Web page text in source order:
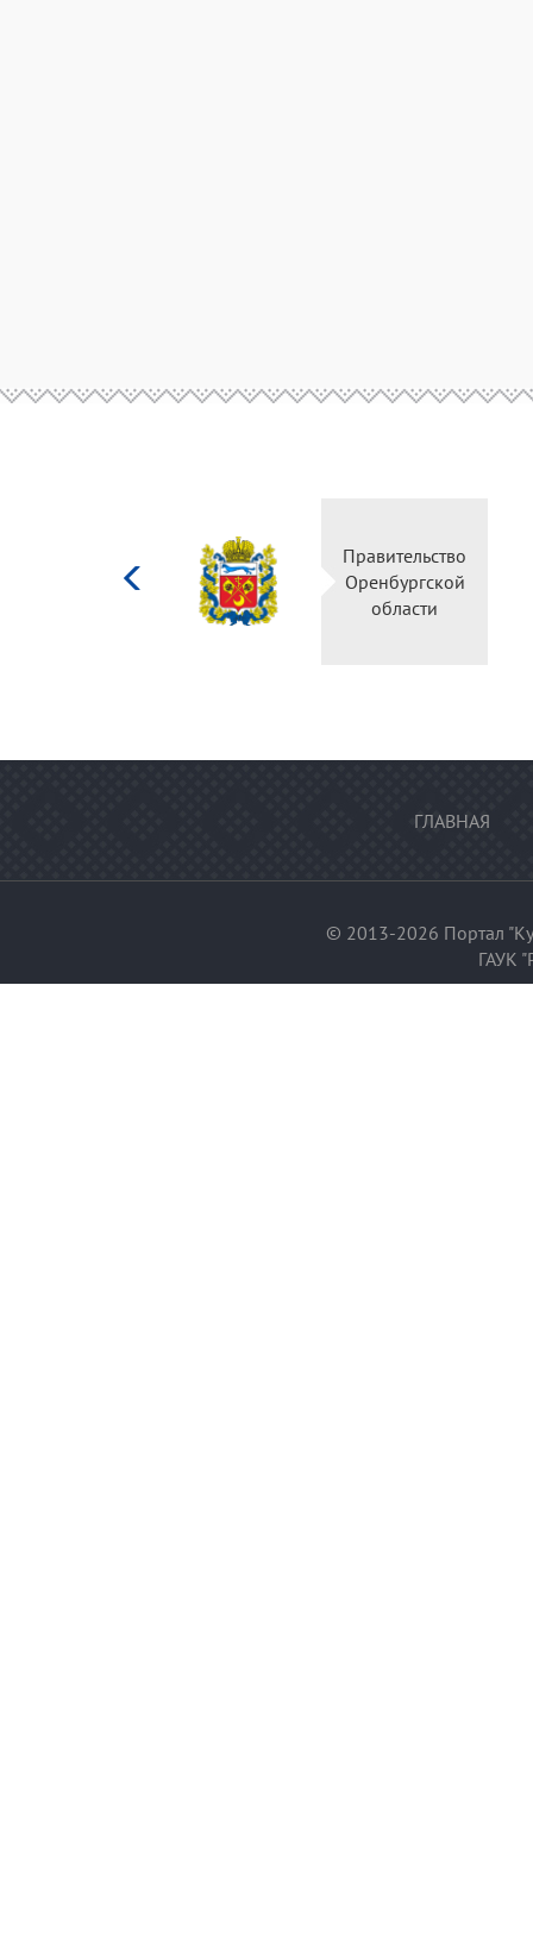
Правительство
Оренбургской
области
ГЛАВНАЯ
© 2013-2026 Портал
ГАУК